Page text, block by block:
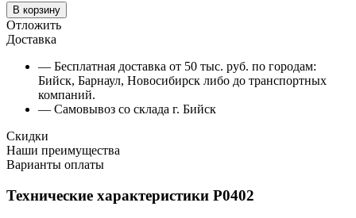
В корзину
Отложить
Доставка
— Бесплатная доставка от 50 тыс. руб. по городам:
Бийск, Барнаул, Новосибирск либо до транспортных
компаний.
— Самовывоз со склада г. Бийск
Скидки
Наши преимущества
Варианты оплаты
Технические характеристики Р0402